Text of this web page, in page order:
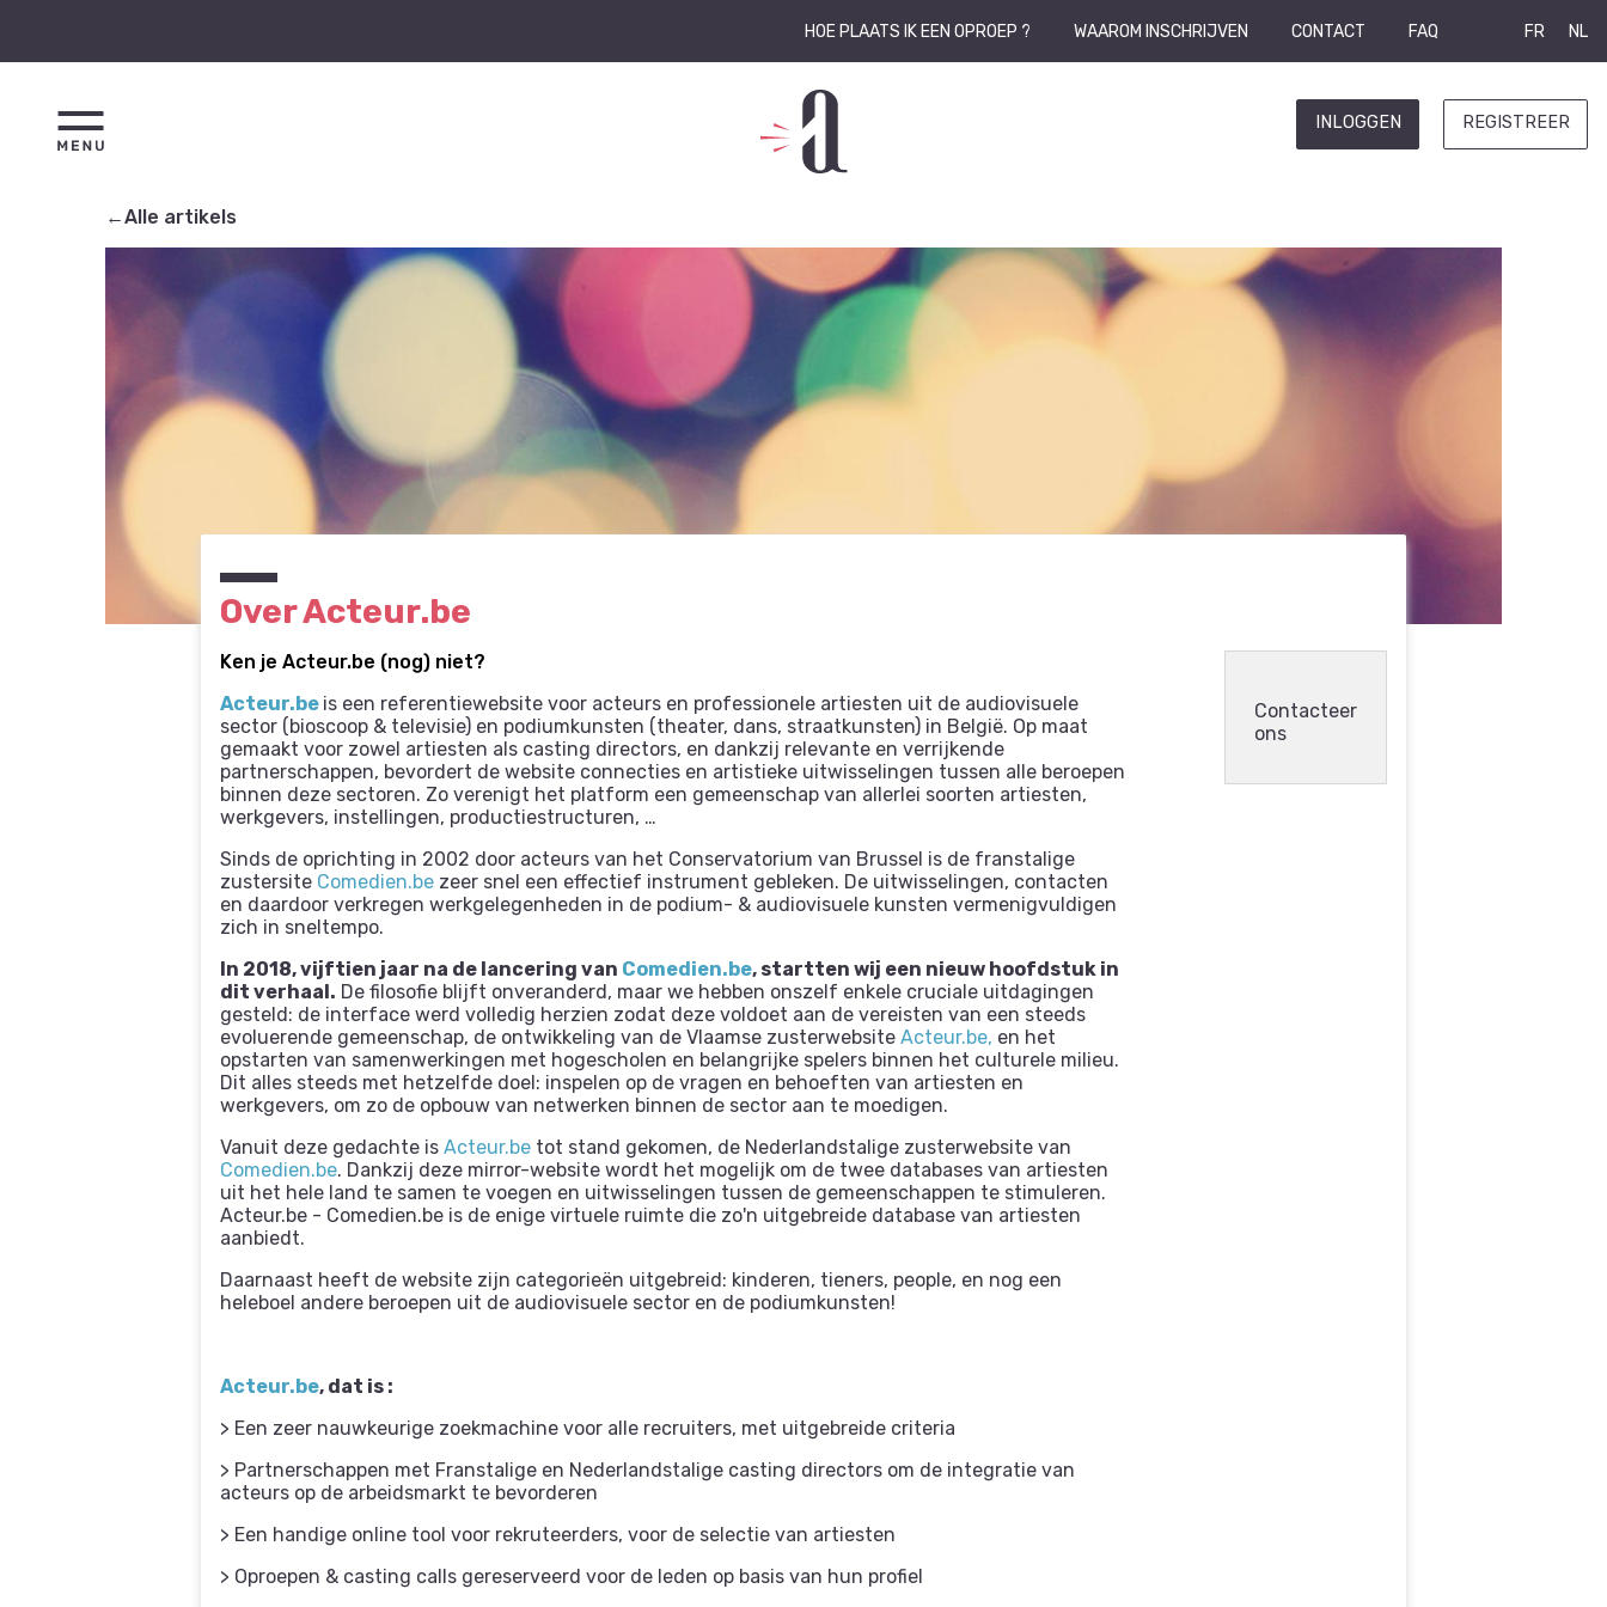
HOE PLAATS IK EEN OPROEP ? WAAROM INSCHRIJVEN CONTACT FAQ FR NL
INLOGGEN REGISTREER
←Alle artikels
Over Acteur.be
Ken je Acteur.be (nog) niet?
Acteur.be is een referentiewebsite voor acteurs en professionele artiesten uit de audiovisuele
sector (bioscoop & televisie) en podiumkunsten (theater, dans, straatkunsten) in België. Op maat
gemaakt voor zowel artiesten als casting directors, en dankzij relevante en verrijkende
partnerschappen, bevordert de website connecties en artistieke uitwisselingen tussen alle beroepen
binnen deze sectoren. Zo verenigt het platform een gemeenschap van allerlei soorten artiesten,
werkgevers, instellingen, productiestructuren, …
Sinds de oprichting in 2002 door acteurs van het Conservatorium van Brussel is de franstalige
zustersite Comedien.be zeer snel een effectief instrument gebleken. De uitwisselingen, contacten
en daardoor verkregen werkgelegenheden in de podium- & audiovisuele kunsten vermenigvuldigen
zich in sneltempo.
In 2018, vijftien jaar na de lancering van Comedien.be, startten wij een nieuw hoofdstuk in
dit verhaal. De filosofie blijft onveranderd, maar we hebben onszelf enkele cruciale uitdagingen
gesteld: de interface werd volledig herzien zodat deze voldoet aan de vereisten van een steeds
evoluerende gemeenschap, de ontwikkeling van de Vlaamse zusterwebsite Acteur.be, en het
opstarten van samenwerkingen met hogescholen en belangrijke spelers binnen het culturele milieu.
Dit alles steeds met hetzelfde doel: inspelen op de vragen en behoeften van artiesten en
werkgevers, om zo de opbouw van netwerken binnen de sector aan te moedigen.
Vanuit deze gedachte is Acteur.be tot stand gekomen, de Nederlandstalige zusterwebsite van
Comedien.be. Dankzij deze mirror-website wordt het mogelijk om de twee databases van artiesten
uit het hele land te samen te voegen en uitwisselingen tussen de gemeenschappen te stimuleren.
Acteur.be - Comedien.be is de enige virtuele ruimte die zo'n uitgebreide database van artiesten
aanbiedt.
Daarnaast heeft de website zijn categorieën uitgebreid: kinderen, tieners, people, en nog een
heleboel andere beroepen uit de audiovisuele sector en de podiumkunsten!
Acteur.be, dat is :
> Een zeer nauwkeurige zoekmachine voor alle recruiters, met uitgebreide criteria
> Partnerschappen met Franstalige en Nederlandstalige casting directors om de integratie van
acteurs op de arbeidsmarkt te bevorderen
> Een handige online tool voor rekruteerders, voor de selectie van artiesten
> Oproepen & casting calls gereserveerd voor de leden op basis van hun profiel
Contacteer
ons